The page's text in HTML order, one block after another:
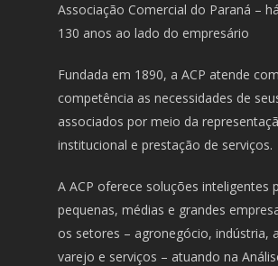
Associação Comercial do Paraná –
130 anos ao lado do empresário
Fundada em 1890, a ACP atende
competência as necessidades de
associados por meio da
institucional e prestação de serviços.
A ACP oferece soluções inteligentes
pequenas, médias e grandes
os setores – agronegócio, indústria,
varejo e serviços – atuando na